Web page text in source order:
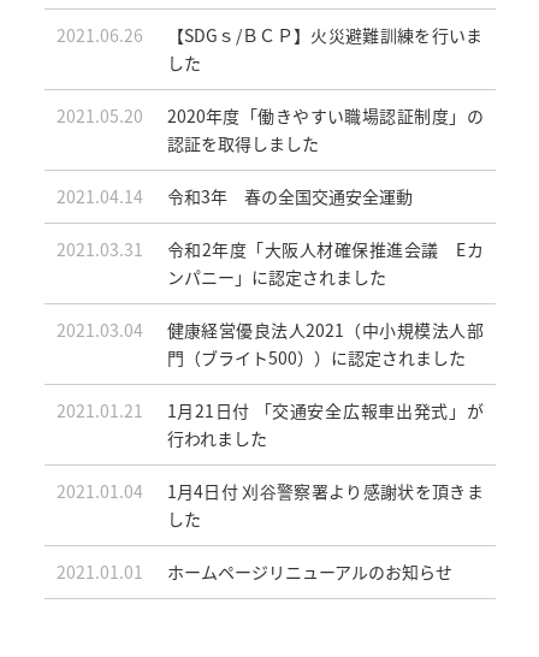
2021.06.26
【SDGｓ/ＢＣＰ】火災避難訓練を行いま
した
2021.05.20
2020年度「働きやすい職場認証制度」の
認証を取得しました
2021.04.14 令和3年 春の全国交通安全運動
2021.03.31
令和2年度「大阪人材確保推進会議 Eカ
ンパニー」に認定されました
2021.03.04
健康経営優良法人2021（中小規模法人部
門（ブライト500））に認定されました
2021.01.21
1月21日付 「交通安全広報車出発式」が
行われました
2021.01.04
1月4日付 刈谷警察署より感謝状を頂きま
した
2021.01.01 ホームページリニューアルのお知らせ